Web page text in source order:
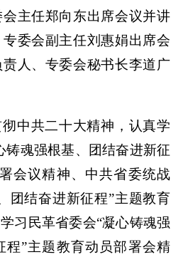
主任郑向东出席会议并讲
委会副主任刘惠娟出席会
人、专委会秘书长李道广
中共二十大精神，认真学
铸魂强根基、团结奋进新征
会议精神、中共省委统战
团结奋进新征程”主题教育
习民革省委会“凝心铸魂强
程”主题教育动员部署会精